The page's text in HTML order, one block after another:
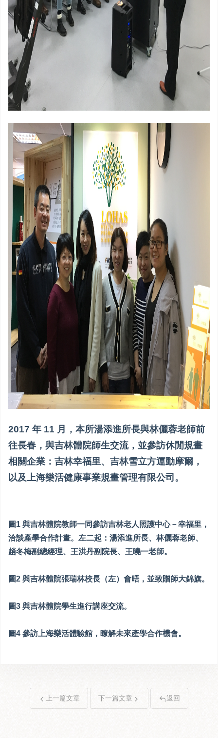
2017 年 11 月，本所湯添進所長與林儷蓉老師前
往長春，與吉林體院師生交流，並參訪休閒規畫
相關企業：吉林幸福里、吉林雪立方運動摩爾，
以及上海樂活健康事業規畫管理有限公司。
圖1 與吉林體院教師一同參訪吉林老人照護中心－幸福里，
洽談產學合作計畫。左二起：湯添進所長、林儷蓉老師、
趙冬梅副總經理、王洪丹副院長、王曉一老師。
圖2 與吉林體院張瑞林校長（左）會晤，並致贈師大錦旗。
圖3 與吉林體院學生進行講座交流。
圖4 參訪上海樂活體驗館，瞭解未來產學合作機會。
上一篇文章 下一篇文章 返回